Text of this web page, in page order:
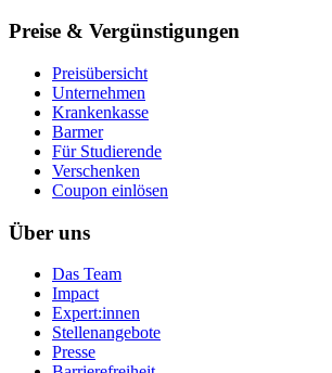
Preise & Vergünstigungen
Preisübersicht
Unternehmen
Krankenkasse
Barmer
Für Studierende
Ver­schen­ken
Coupon einlösen
Über uns
Das Team
Impact
Expert:innen
Stellenangebote
Presse